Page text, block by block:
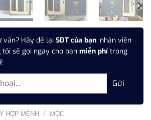
vấn? Hãy để lại SĐT của bạn, nhân viên
tôi sẽ gọi ngay cho bạn miễn phí trong
HỢP MỆNH / MỘC